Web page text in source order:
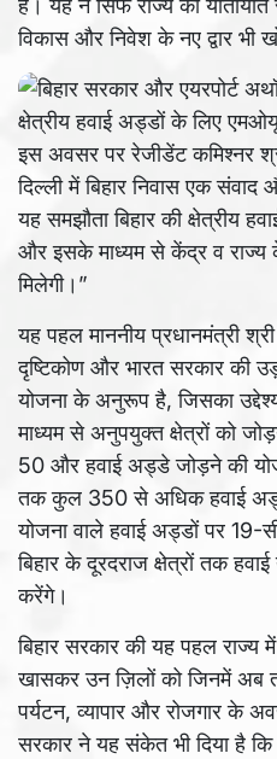
है। यह न सिर्फ राज्य की
विकास और निवेश के नए द्वार भी
इस अवसर पर रेजीडेंट कमिश्नर
दिल्ली में बिहार निवास एक
यह समझौता बिहार की क्षेत्रीय
और इसके माध्यम से केंद्र व राज्य
मिलेगी।”
यह पहल माननीय प्रधानमंत्री
दृष्टिकोण और भारत सरकार की
योजना के अनुरूप है, जिसका
माध्यम से अनुपयुक्त क्षेत्रों को
50 और हवाई अड्डे जोड़ने की
तक कुल 350 से अधिक हवाई
योजना वाले हवाई अड्डों पर 19-
बिहार के दूरदराज क्षेत्रों तक
करेंगे।
बिहार सरकार की यह पहल राज्य
खासकर उन ज़िलों को जिनमें अब
पर्यटन, व्यापार और रोजगार के
सरकार ने यह संकेत भी दिया है